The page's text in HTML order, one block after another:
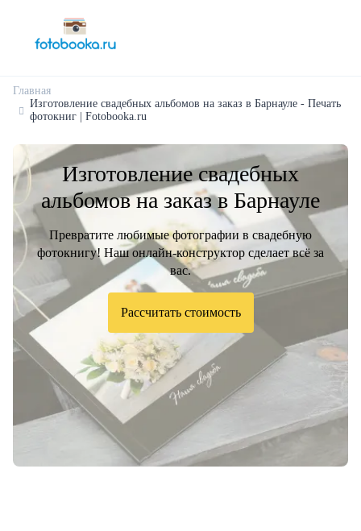
Главная
Изготовление свадебных альбомов на заказ в Барнауле - Печать
фотокниг | Fotobooka.ru
Изготовление свадебных
альбомов на заказ в Барнауле
Превратите любимые фотографии в свадебную
фотокнигу! Наш онлайн-конструктор сделает всё за
вас.
Рассчитать стоимость